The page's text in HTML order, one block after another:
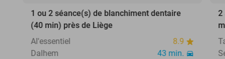
1 ou 2 séance(s) de blanchiment dentaire
(40 min) près de Liège
Al'essentiel
8.9
Dalhem
43 min.
2